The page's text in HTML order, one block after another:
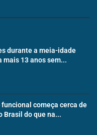
durante a meia-idade
mais 13 anos sem...
começa cerca de
Brasil do que na...